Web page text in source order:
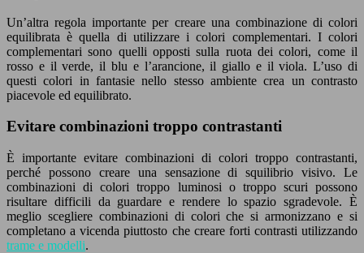
Un’altra regola importante per creare una combinazione di colori
equilibrata è quella di utilizzare i colori complementari. I colori
complementari sono quelli opposti sulla ruota dei colori, come il
rosso e il verde, il blu e l’arancione, il giallo e il viola. L’uso di
questi colori in fantasie nello stesso ambiente crea un contrasto
piacevole ed equilibrato.
Evitare combinazioni troppo contrastanti
È importante evitare combinazioni di colori troppo contrastanti,
perché possono creare una sensazione di squilibrio visivo. Le
combinazioni di colori troppo luminosi o troppo scuri possono
risultare difficili da guardare e rendere lo spazio sgradevole. È
meglio scegliere combinazioni di colori che si armonizzano e si
completano a vicenda piuttosto che creare forti contrasti utilizzando
trame e modelli.